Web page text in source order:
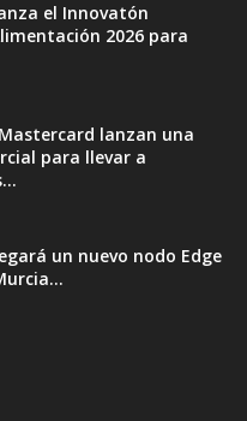
el Innovatón
2026 para
lanzan una
para llevar a
un nuevo nodo Edge